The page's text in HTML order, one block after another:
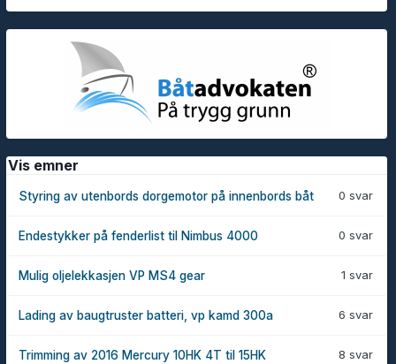
Vis emner
0 svar
Styring av utenbords dorgemotor på innenbords båt
0 svar
Endestykker på fenderlist til Nimbus 4000
1 svar
Mulig oljelekkasjen VP MS4 gear
6 svar
Lading av baugtruster batteri, vp kamd 300a
8 svar
Trimming av 2016 Mercury 10HK 4T til 15HK